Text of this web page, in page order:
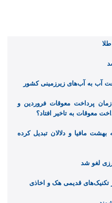
پرداخت معوقات فروردین و
معوقات به تاخیر افتاد؟
بهشت مافیا و دلالان تبدیل کرده
لغو شد
تکنیک‌های قدیمی هک و اخاذی